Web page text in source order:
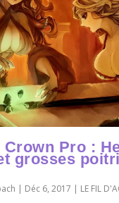
Crown Pro :
grosses
| Déc 6, 2017 | LE FIL